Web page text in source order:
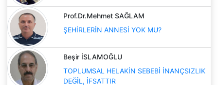
Prof.Dr.Mehmet SAĞLAM
ŞEHİRLERİN ANNESİ YOK MU?
Beşir İSLAMOĞLU
TOPLUMSAL HELAKİN SEBEBİ İNANÇSIZLIK
DEĞİL, İFSATTIR